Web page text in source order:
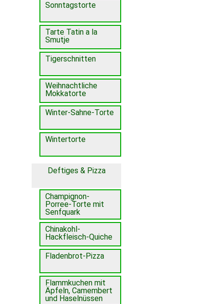
Sonntagstorte
Tarte Tatin a la
Smutje
Tigerschnitten
Weihnachtliche
Mokkatorte
Winter-Sahne-Torte
Wintertorte
Deftiges & Pizza
Champignon-
Porree-Torte mit
Senfquark
Chinakohl-
Hackfleisch-Quiche
Fladenbrot-Pizza
Flammkuchen mit
Äpfeln, Camembert
und Haselnüssen